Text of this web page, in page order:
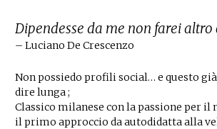
Dipendesse da me non farei altro
– Luciano De Crescenzo
Non possiedo profili social… e questo
dire lunga ;
Classico milanese con la passione per il
il primo approccio da autodidatta alla